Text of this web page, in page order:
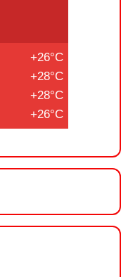
+26°C
+28°C
+28°C
+26°C